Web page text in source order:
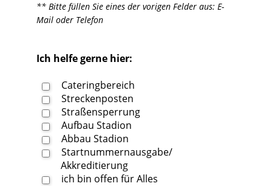
** Bitte füllen Sie eines der vorigen Felder aus: E-
Mail oder Telefon
Ich helfe gerne hier:
Cateringbereich
Streckenposten
Straßensperrung
Aufbau Stadion
Abbau Stadion
Startnummernausgabe/
Akkreditierung
ich bin offen für Alles